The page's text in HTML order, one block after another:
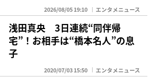
2026/08/05 19:10 エンタメニュース
浅田真央 3日連続“同伴帰
宅”！お相手は“橋本名人”の息
子
2020/07/03 15:50 エンタメニュース